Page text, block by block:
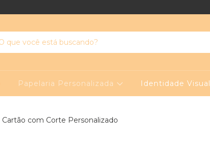
Papelaria Personalizada Identidade Visual
Cartão com Corte Personalizado